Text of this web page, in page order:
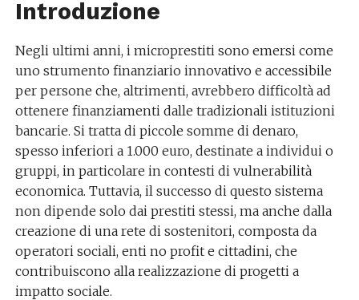
Introduzione
Negli ultimi anni, i microprestiti sono emersi come
uno strumento finanziario innovativo e accessibile
per persone che, altrimenti, avrebbero difficoltà ad
ottenere finanziamenti dalle tradizionali istituzioni
bancarie. Si tratta di piccole somme di denaro,
spesso inferiori a 1.000 euro, destinate a individui o
gruppi, in particolare in contesti di vulnerabilità
economica. Tuttavia, il successo di questo sistema
non dipende solo dai prestiti stessi, ma anche dalla
creazione di una rete di sostenitori, composta da
operatori sociali, enti no profit e cittadini, che
contribuiscono alla realizzazione di progetti a
impatto sociale.